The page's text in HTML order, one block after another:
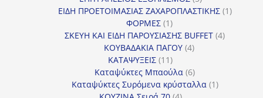
προϊόντα
ΕΙΔΗ ΠΡΟΕΤΟΙΜΑΣΙΑΣ ΖΑΧΑΡΟΠΛΑΣΤΙΚΗΣ 11
ΦΟΡΜΕΣ 11
προϊόν
ΣΚΕΥΗ ΚΑΙ ΕΙΔΗ ΠΑΡΟΥΣΙΑΣΗΣ BUFFET 44
ΚΟΥΒΑΔΑΚΙΑ ΠΑΓΟΥ 44
ΚΑΤΑΨΥΞΕΙΣ 1111
προϊόντα
Καταψύκτες Μπαούλα 66
προϊόντα
Καταψύκτες Συρόμενα κρύσταλλα 11